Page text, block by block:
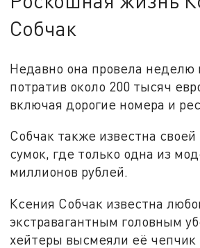
Собчак
Недавно она провела неделю
потратив около 200 тысяч
включая дорогие номера и
Собчак также известна
сумок, где только одна из
миллионов рублей.
Ксения Собчак известна
экстравагантным головным
хейтеры высмеяли её чепчик